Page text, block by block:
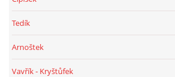
Tedík
Arnoštek
Vavřík - Kryštůfek